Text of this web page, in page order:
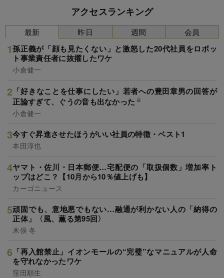
アクセスランキング
最新
孫正義が「顔も見たくない」と激怒した20代社員をロボッ
ト事業責任者に抜擢したワケ
小倉健一
「好きなことを仕事にしたい」若者への豊田章男の回答が
正論すぎて、ぐうの音も出なかった
小倉健一
今すぐ昇進させたほうがいい社員の特徴・ベスト1
本田淳也
ヤマト・佐川・日本郵便…宅配便の「取扱個数」増加率ト
ップはどこ？【10月から10％値上げも】
カーゴニュース
頑固でも、意地悪でもない…融通が利かない人の「納得の
正体」〈風、薫る第95回〉
木俣 冬
「再入館禁止」イオンモールの“完璧”なマニュアルが人命
を守れなかったワケ
窪田順生
昨日 週間 会員